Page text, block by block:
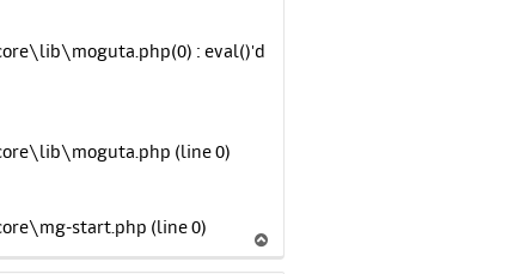
: eval()'d
(line 0)
start.php (line 0)
е